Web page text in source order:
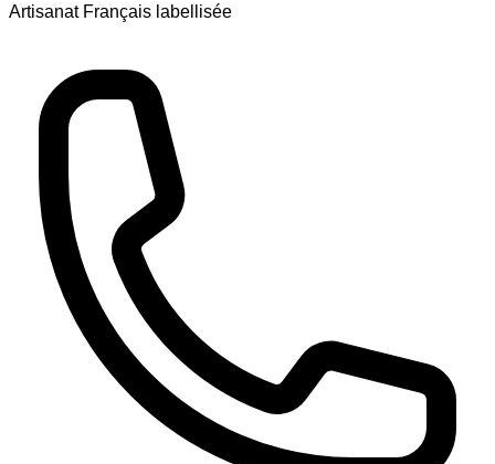
Artisanat Français labellisée